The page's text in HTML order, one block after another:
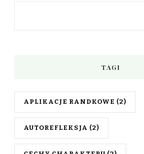
TAGI
APLIKACJE RANDKOWE (2)
AUTOREFLEKSJA (2)